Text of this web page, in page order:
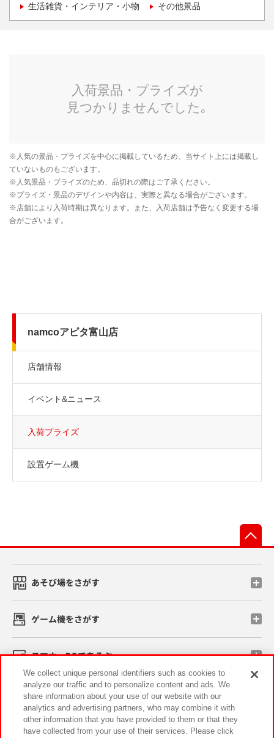
生活雑貨・インテリア・小物 その他景品
namcoアピタ富山店
店舗情報
イベント&ニュース
入荷プライズ
設置ゲーム機
あそび場をさがす
ゲーム機をさがす
スマホ・PCであそぶ
イベント・キャンペーン
We collect unique personal identifiers such as cookies to
analyze our traffic and to personalize content and ads. We
share information about your use of our website with our
analytics and advertising partners, who may combine it with
other information that you have provided to them or that they
have collected from your use of their services. Please click